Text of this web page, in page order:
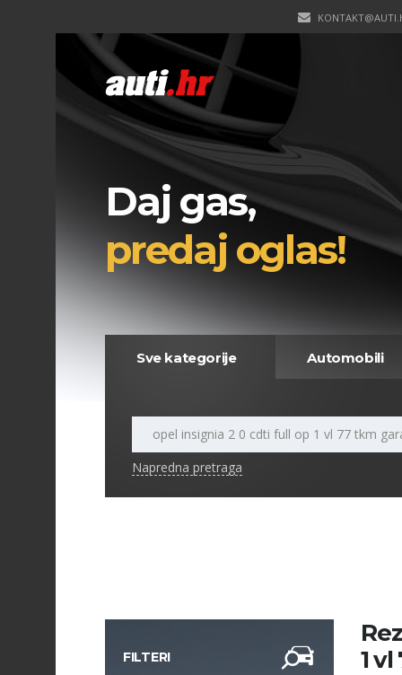
Daj gas,
predaj oglas!
Sve kategorije Automobili
Napredna pretraga
FILTERI
1